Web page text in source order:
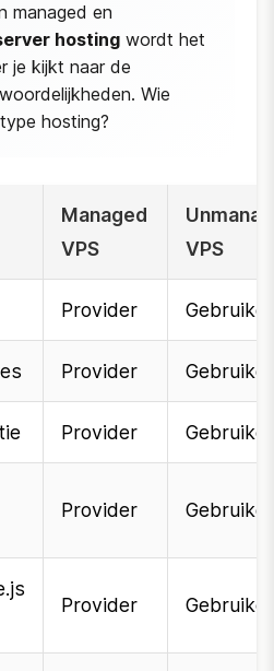
managed en
hosting wordt het
je kijkt naar de
Wie
hosting?
Managed
VPS
VPS
Provider Gebruiker
Provider Gebruiker
Provider Gebruiker
Provider Gebruiker
Provider Gebruiker